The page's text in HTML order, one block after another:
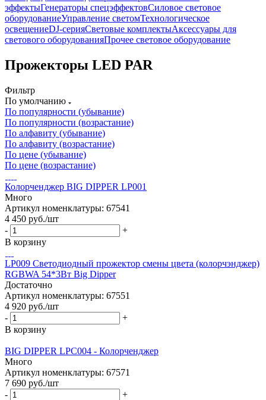
эффектыГенераторы спецэффектовСиловое световое
оборудованиеУправление светомТехнологическое
освещениеDJ-серияСветовые комплектыАксессуары для
светового оборудованияПрочее световое оборудование
Прожекторы LED PAR
Фильтр
По умолчанию
По популярности (убывание)
По популярности (возрастание)
По алфавиту (убывание)
По алфавиту (возрастание)
По цене (убывание)
По цене (возрастание)
Колорченджер BIG DIPPER LP001
Много
Артикул номенклатуры: 67541
4 450 руб./шт
-
+
В корзину
LP009 Светодиодный прожектор смены цвета (колорчэнджер)
RGBWA 54*3Вт Big Dipper
Достаточно
Артикул номенклатуры: 67551
4 920 руб./шт
-
+
В корзину
BIG DIPPER LPC004 - Колорченджер
Много
Артикул номенклатуры: 67571
7 690 руб./шт
-
+